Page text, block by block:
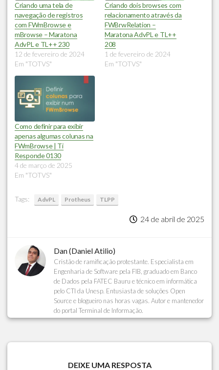
Criando uma tela de
navegação de registros
com FWmBrowse e
mBrowse – Maratona
AdvPL e TL++ 230
12 de fevereiro de 2024
Em "TOTVS"
Criando dois browses com
relacionamento através da
FWBrwRelation –
Maratona AdvPL e TL++
208
1 de fevereiro de 2024
Em "TOTVS"
Como definir para exibir
apenas algumas colunas na
FWmBrowse | Ti
Responde 0130
4 de março de 2025
Em "TOTVS"
Tags: AdvPL Protheus TLPP
24 de abril de 2025
Dan (Daniel Atilio)
Cristão de ramificação protestante. Especialista em
Engenharia de Software pela FIB, graduado em Banco
de Dados pela FATEC Bauru e técnico em informática
pelo CTI da Unesp. Entusiasta de soluções Open
Source e blogueiro nas horas vagas. Autor e mantenedor
do portal Terminal de Informação.
DEIXE UMA RESPOSTA